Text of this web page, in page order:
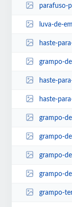
parafuso-
luva-de-
haste-
grampo-de-terra-
haste-para-
haste-para-
grampo-de-
grampo-de-
grampo-de-
grampo-de-terra-
grampo-terra-